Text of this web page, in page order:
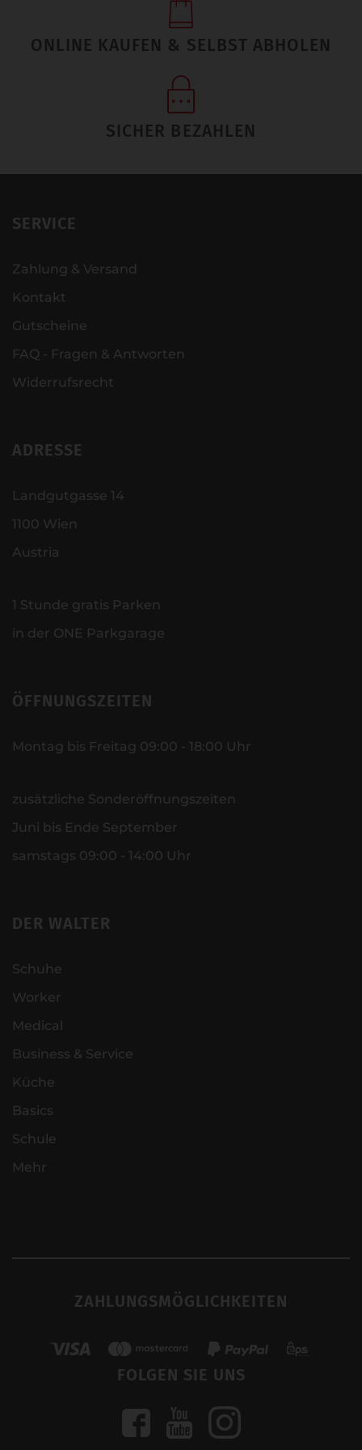
ONLINE KAUFEN & SELBST ABHOLEN
SICHER BEZAHLEN
SERVICE
Zahlung & Versand
Kontakt
Gutscheine
FAQ - Fragen & Antworten
Widerrufsrecht
ADRESSE
Landgutgasse 14
1100 Wien
Austria
1 Stunde gratis Parken
in der ONE Parkgarage
ÖFFNUNGSZEITEN
Montag bis Freitag 09:00 - 18:00 Uhr
zusätzliche Sonderöffnungszeiten
Juni bis Ende September
samstags 09:00 - 14:00 Uhr
DER WALTER
Schuhe
Worker
Medical
Business & Service
Küche
Basics
Schule
Mehr
ZAHLUNGSMÖGLICHKEITEN
FOLGEN SIE UNS